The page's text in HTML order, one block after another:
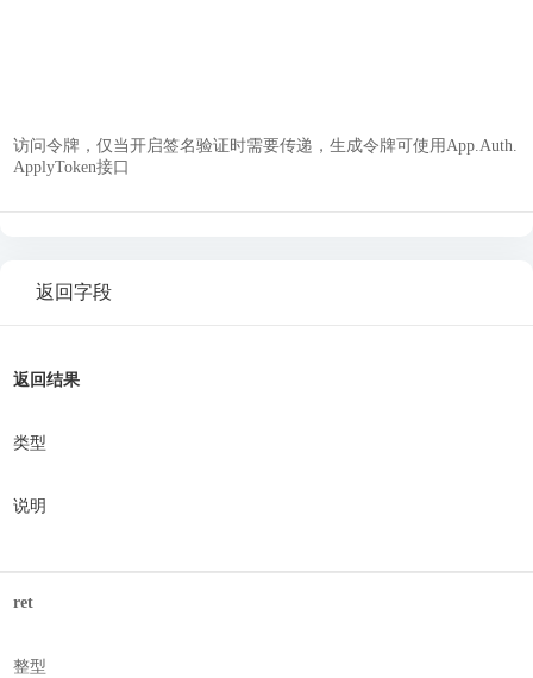
访问令牌，仅当开启签名验证时需要传递，生成令牌可使用App.Auth.
ApplyToken接口
返回字段
返回结果
类型
说明
ret
整型